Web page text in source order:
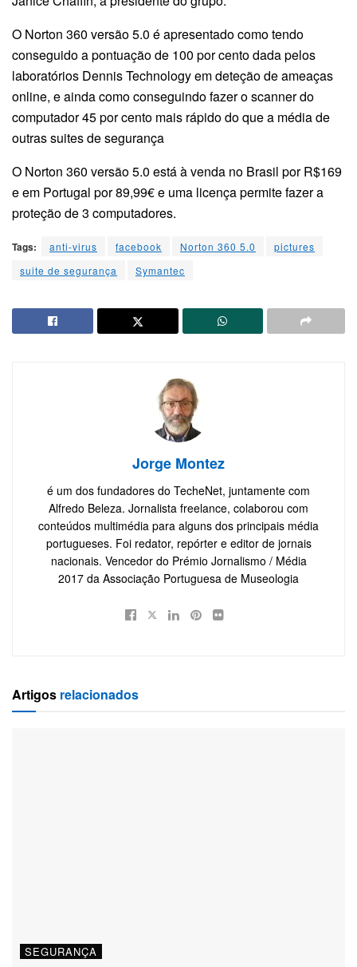
O Norton 360 versão 5.0 é apresentado como tendo
conseguido a pontuação de 100 por cento dada pelos
laboratórios Dennis Technology em deteção de ameaças
online, e ainda como conseguindo fazer o scanner do
computador 45 por cento mais rápido do que a média de
outras suites de segurança
O Norton 360 versão 5.0 está à venda no Brasil por R$169
e em Portugal por 89,99€ e uma licença permite fazer a
proteção de 3 computadores.
Tags: anti-virus facebook Norton 360 5.0
pictures
suite de segurança
Symantec
Jorge Montez
é um dos fundadores do TecheNet, juntamente com
Alfredo Beleza. Jornalista freelance, colaborou com
conteúdos multimédia para alguns dos principais média
portugueses. Foi redator, repórter e editor de jornais
nacionais. Vencedor do Prémio Jornalismo / Média
2017 da Associação Portuguesa de Museologia
Artigos relacionados
SEGURANÇA